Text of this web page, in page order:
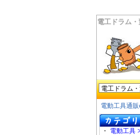
電工ドラム
電動工具通
・ 電動工具